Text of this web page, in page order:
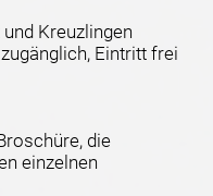
Kreuzlingen
Eintritt frei
die
einzelnen